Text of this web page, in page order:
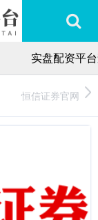
实盘配资平
恒信证券官网